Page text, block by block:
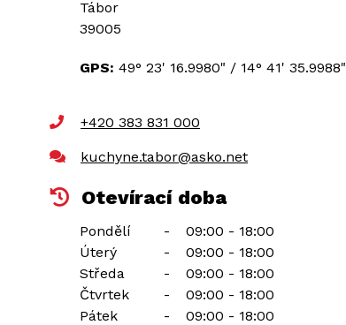
Tábor
39005
GPS: 49° 23' 16.9980" / 14° 41' 35.9988"
+420 383 831 000
kuchyne.tabor@asko.net
Otevírací doba
Pondělí -
09:00 - 18:00
Úterý
-
09:00 - 18:00
Středa
-
09:00 - 18:00
Čtvrtek
-
09:00 - 18:00
Pátek
-
09:00 - 18:00